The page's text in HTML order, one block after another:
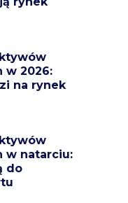
w 2026:
na rynek
w natarciu:
do